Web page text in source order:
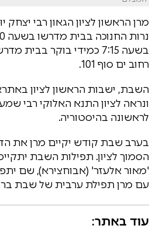
מרן הראשון לציון הגאון רבי
בשעה 7:15 כמידי בוקר בבית
רחוב ים סוף 101.
השבת, ישבות הראשון לציון
ונראה לציון התנא האלוקי רבי
לראשונה בהיסטוריה.
בערב שבת קודש יקיים מרן את
הסמוך לציון. תפילות השבת
'מאור אלעזר' (אבוחצירא), שם
עם מרן תפילת ערבית של שבת
עוד באתר: